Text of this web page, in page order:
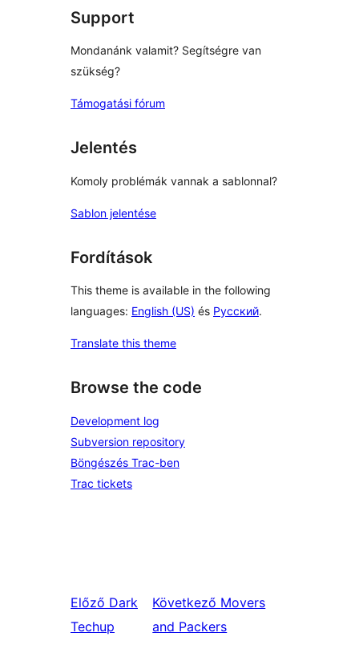
Support
Mondanánk valamit? Segítségre van
szükség?
Támogatási fórum
Jelentés
Komoly problémák vannak a sablonnal?
Sablon jelentése
Fordítások
This theme is available in the following
languages: English (US) és Русский.
Translate this theme
Browse the code
Development log
Subversion repository
Böngészés Trac-ben
Trac tickets
Előző Dark
Techup
Következő Movers
and Packers